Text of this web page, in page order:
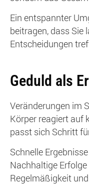
Ein entspannter
beitragen, dass Sie
Entscheidungen
Geduld als
Veränderungen im
Körper reagiert auf
passt sich Schritt
Schnelle
Nachhaltige
Regelmäßigkeit